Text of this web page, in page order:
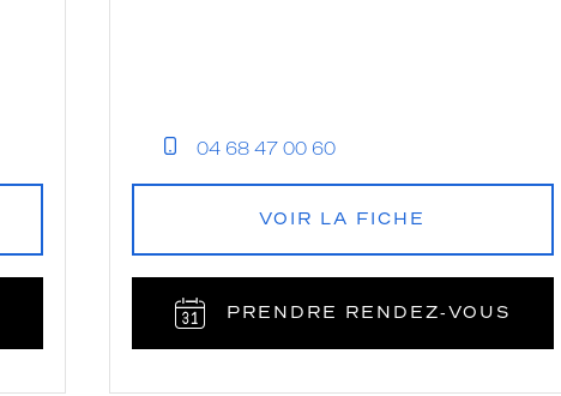
04 68 47 00 60
VOIR LA FICHE
PRENDRE RENDEZ‑VOUS